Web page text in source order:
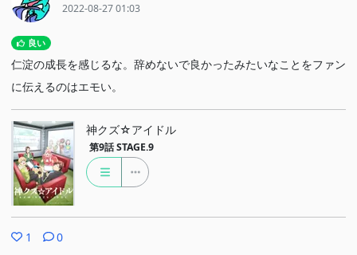
2022-08-27 01:03
良い
仁淀の成長を感じるな。辞めないで良かったみたいなことをファン
に伝えるのはエモい。
神クズ☆アイドル
第9話 STAGE.9
1 0